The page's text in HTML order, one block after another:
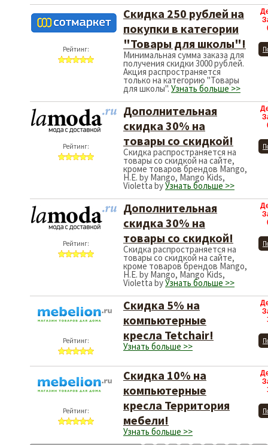
Рейтинг:
Скидка 250 рублей на
покупки в категории
"Товары для школы"!
Минимальная сумма заказа для
получения скидки 3000 рублей.
Акция распространяется
только на категорию "Товары
для школы". Узнать больше >>
Рейтинг:
Дополнительная
скидка 30% на
товары со скидкой!
Скидка распространяется на
товары со скидкой на сайте,
кроме товаров брендов Mango,
H.E. by Mango, Mango Kids,
Violetta byУзнать больше >>
Рейтинг:
Дополнительная
скидка 30% на
товары со скидкой!
Скидка распространяется на
товары со скидкой на сайте,
кроме товаров брендов Mango,
H.E. by Mango, Mango Kids,
Violetta byУзнать больше >>
Рейтинг:
Скидка 5% на
компьютерные
кресла Tetchair!
Узнать больше >>
Рейтинг:
Скидка 10% на
компьютерные
кресла Территория
мебели!
Узнать больше >>